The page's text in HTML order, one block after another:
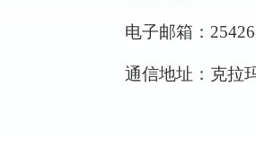
电子邮箱：
通信地址： 克拉